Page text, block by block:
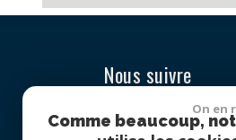
Nous suivre
On en
Comme beaucoup,